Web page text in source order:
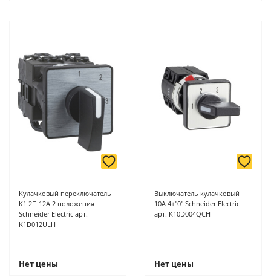
Кулачковый переключатель
К1 2П 12А 2 положения
Schneider Electric арт.
K1D012ULH
Нет цены
Выключатель кулачковый
10А 4+"0" Schneider Electric
арт. K10D004QCH
Нет цены